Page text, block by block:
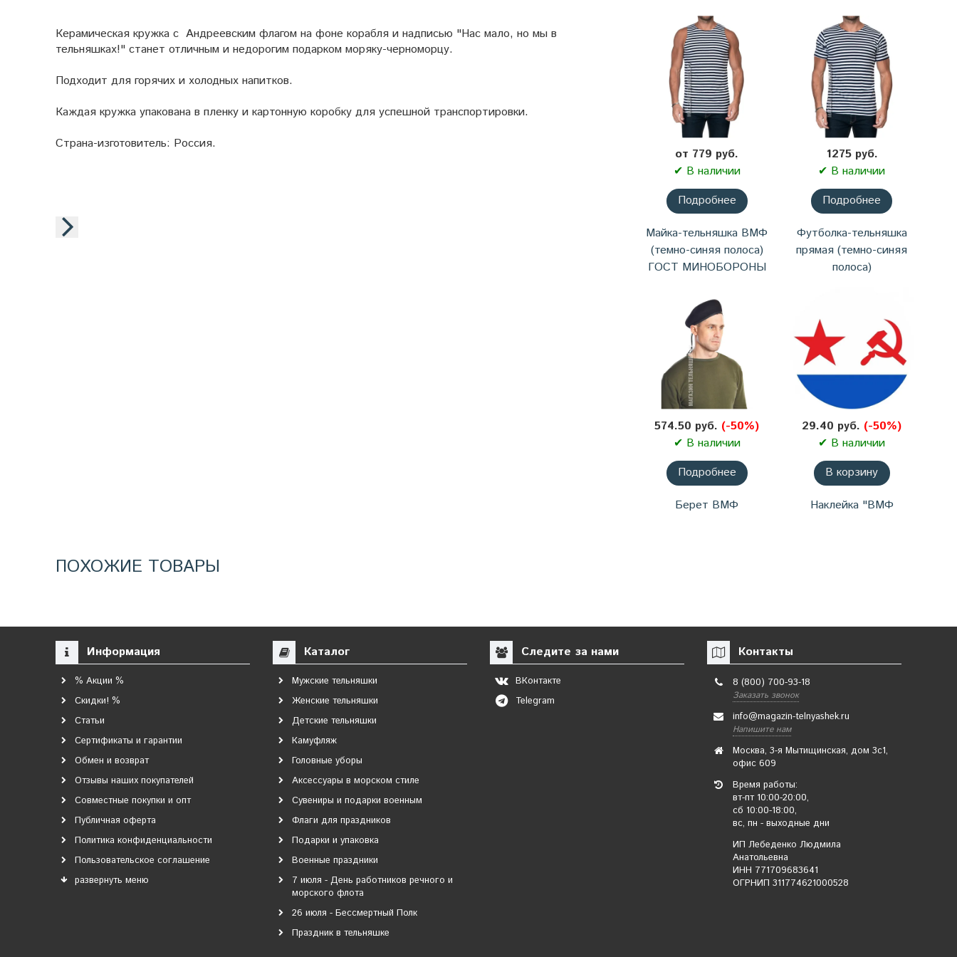
Керамическая кружка с Андреевским флагом на фоне корабля и надписью "Нас мало, но мы в
тельняшках!" станет отличным и недорогим подарком моряку-черноморцу.
Подходит для горячих и холодных напитков.
Каждая кружка упакована в пленку и картонную коробку для успешной транспортировки.
Страна-изготовитель: Россия.
от 779 руб.
✔ В наличии
Подробнее
Майка-тельняшка ВМФ
(темно-синяя полоса)
ГОСТ МИНОБОРОНЫ
1275 руб.
✔ В наличии
Подробнее
Футболка-тельняшка
прямая (темно-синяя
полоса)
574.50 руб. (-50%)
✔ В наличии
Подробнее
Берет ВМФ
29.40 руб. (-50%)
✔ В наличии
В корзину
Наклейка "ВМФ
9.50 руб.(-67%)
✔ В наличии
Лента ВМФ
25мм*30см
Тельняшка летняя
ПОХОЖИЕ ТОВАРЫ
Информация
% Акции %
Скидки! %
Статьи
Сертификаты и гарантии
Обмен и возврат
Отзывы наших покупателей
Совместные покупки и опт
Публичная оферта
Политика конфиденциальности
Пользовательское соглашение
развернуть меню
Каталог
Мужские тельняшки
Женские тельняшки
Детские тельняшки
Камуфляж
Головные уборы
Аксессуары в морском стиле
Сувениры и подарки военным
Флаги для праздников
Подарки и упаковка
Военные праздники
7 июля - День работников речного и
морского флота
26 июля - Бессмертный Полк
Праздник в тельняшке
Следите за нами
ВКонтакте
Telegram
Контакты
8 (800) 700-93-18
Заказать звонок
info@magazin-telnyashek.ru
Напишите нам
Москва, 3-я Мытищинская, дом 3с1,
офис 609
Время работы:
вт-пт 10:00-20:00,
сб 10:00-18:00,
вс, пн - выходные дни
ИП Лебеденко Людмила
Анатольевна
ИНН 771709683641
ОГРНИП 311774621000528